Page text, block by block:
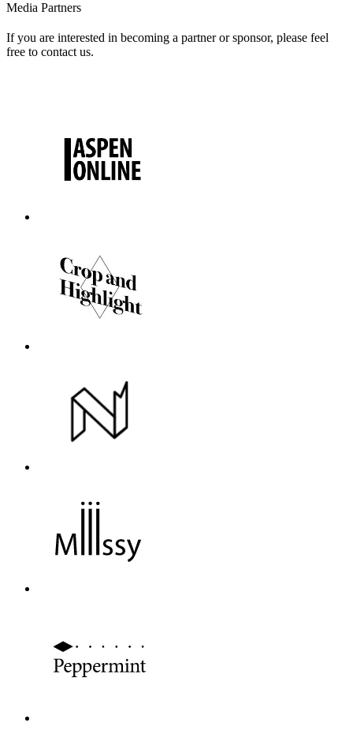
Media Partners
If you are interested in becoming a partner or sponsor, please feel
free to contact us.